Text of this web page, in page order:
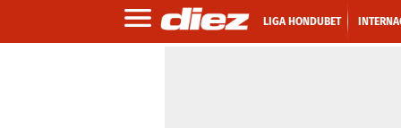
LIGA HONDUBET